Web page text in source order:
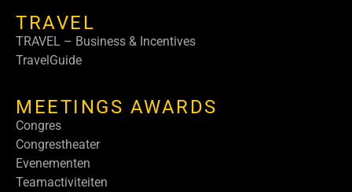
TRAVEL
TRAVEL – Business & Incentives
TravelGuide
MEETINGS AWARDS
Congres
Congrestheater
Evenementen
Teamactiviteiten